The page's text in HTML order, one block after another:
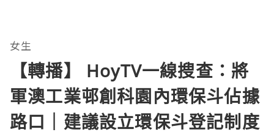
女生
【轉播】 HoyTV一線搜查：將
軍澳工業邨創科園內環保斗佔據
路口｜建議設立環保斗登記制度